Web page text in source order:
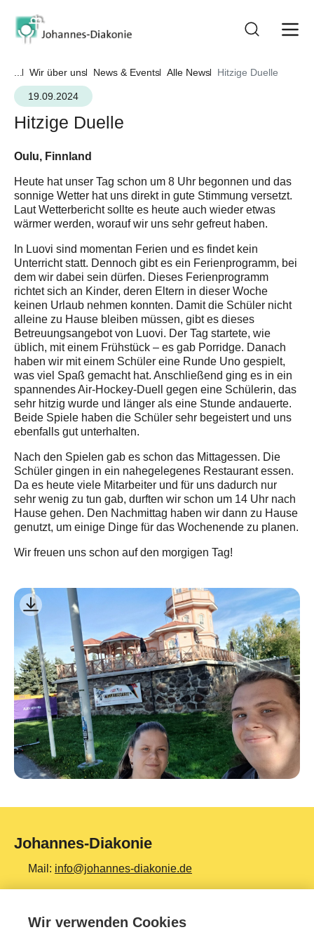
... Wir über uns News & Events Alle News
Hitzige Duelle
19.09.2024
Hitzige Duelle
Oulu, Finnland
Heute hat unser Tag schon um 8 Uhr begonnen und das
sonnige Wetter hat uns direkt in gute Stimmung versetzt.
Laut Wetterbericht sollte es heute auch wieder etwas
wärmer werden, worauf wir uns sehr gefreut haben.
In Luovi sind momentan Ferien und es findet kein
Unterricht statt. Dennoch gibt es ein Ferienprogramm, bei
dem wir dabei sein dürfen. Dieses Ferienprogramm
richtet sich an Kinder, deren Eltern in dieser Woche
keinen Urlaub nehmen konnten. Damit die Schüler nicht
alleine zu Hause bleiben müssen, gibt es dieses
Betreuungsangebot von Luovi. Der Tag startete, wie
üblich, mit einem Frühstück – es gab Porridge. Danach
haben wir mit einem Schüler eine Runde Uno gespielt,
was viel Spaß gemacht hat. Anschließend ging es in ein
spannendes Air-Hockey-Duell gegen eine Schülerin, das
sehr hitzig wurde und länger als eine Stunde andauerte.
Beide Spiele haben die Schüler sehr begeistert und uns
ebenfalls gut unterhalten.
Nach den Spielen gab es schon das Mittagessen. Die
Schüler gingen in ein nahegelegenes Restaurant essen.
Da es heute viele Mitarbeiter und für uns dadurch nur
sehr wenig zu tun gab, durften wir schon um 14 Uhr nach
Hause gehen. Den Nachmittag haben wir dann zu Hause
genutzt, um einige Dinge für das Wochenende zu planen.
Wir freuen uns schon auf den morgigen Tag!
Johannes-Diakonie
Mail: info@johannes-diakonie.de
Tel:06261 - 88-0
Wir verwenden Cookies